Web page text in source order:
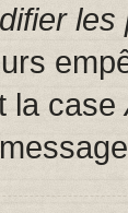
la case